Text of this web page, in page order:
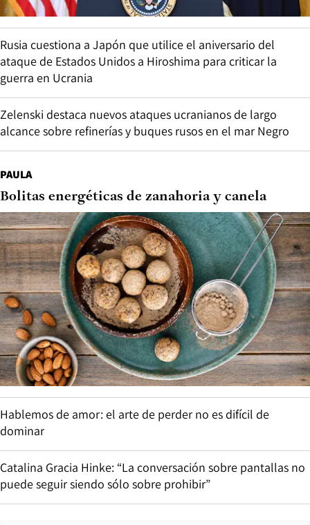
Rusia cuestiona a Japón que utilice el aniversario del
ataque de Estados Unidos a Hiroshima para criticar la
guerra en Ucrania
Zelenski destaca nuevos ataques ucranianos de largo
alcance sobre refinerías y buques rusos en el mar Negro
PAULA
Bolitas energéticas de zanahoria y canela
Hablemos de amor: el arte de perder no es difícil de
dominar
Catalina Gracia Hinke: “La conversación sobre pantallas no
puede seguir siendo sólo sobre prohibir”